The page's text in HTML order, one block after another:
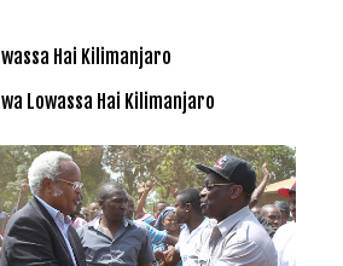
Lowassa Hai Kilimanjaro